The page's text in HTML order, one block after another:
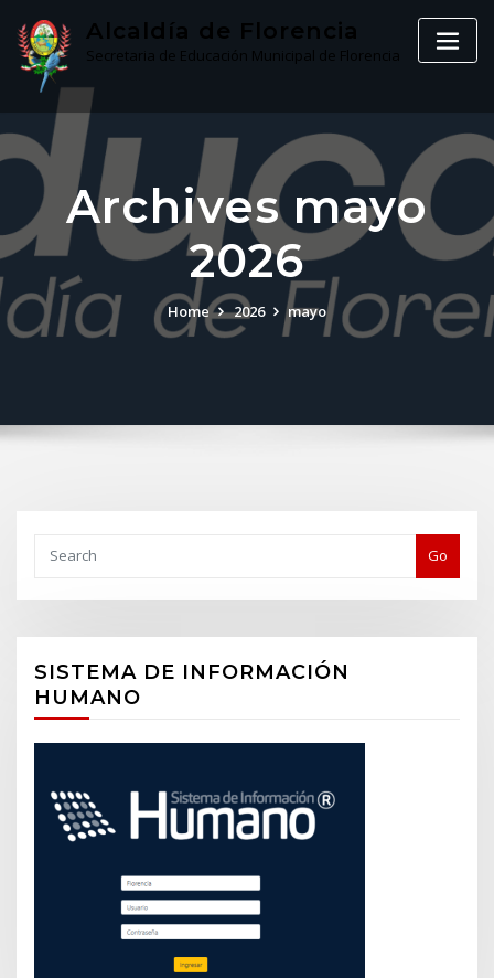
content
Alcaldía de Florencia
Secretaria de Educación Municipal de Florencia
Archives mayo
2026
Home 2026 mayo
Go
SISTEMA DE INFORMACIÓN
HUMANO